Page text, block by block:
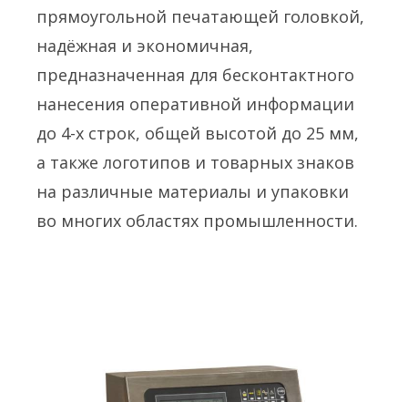
прямоугольной печатающей головкой,
надёжная и экономичная,
предназначенная для бесконтактного
нанесения оперативной информации
до 4-х строк, общей высотой до 25 мм,
а также логотипов и товарных знаков
на различные материалы и упаковки
во многих областях промышленности.